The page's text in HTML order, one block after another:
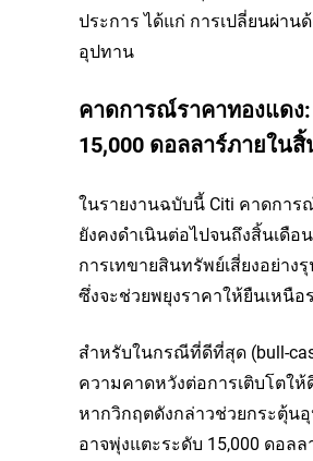
ประการ ได้แก่ การเปลี่ยนผ่า
อุปทาน
คาดการณ์ราคาทองแดง
15,000 ดอลลาร์ภายใน
ในรายงานฉบับนี้ Citi คาดกา
ยังคงดำเนินต่อไปจนถึงสิ้นเดื
การเทขายสินทรัพย์เสี่ยงอย่า
ซึ่งจะช่วยพยุงราคาให้ยืนเหนื
สำหรับในกรณีที่ดีที่สุด (bull-
ความคาดหวังต่อการเติบโตใ
หากวิกฤตดังกล่าวช่วยกระตุ้นอุ
อาจพุ่งแตะระดับ 15,000 ดอล